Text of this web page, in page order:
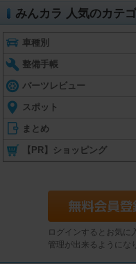
みんカラ 人気のカテ
車種別
整備手帳
パーツレビュー
スポット
まとめ
【PR】ショッピング
ログインするとお気に
管理が出来るようにな